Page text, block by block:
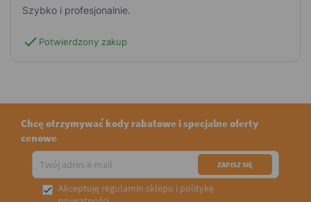
Szybko i profesjonalnie.
check Potwierdzony zakup
Chcę otrzymywać kody rabatowe i specjalne oferty
cenowe
 Akceptuję regulamin sklepu i politykę